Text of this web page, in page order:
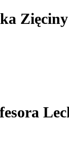
Zięciny